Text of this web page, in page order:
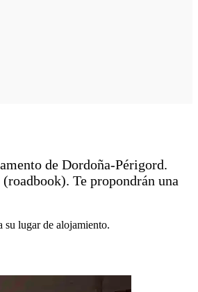
de Dordoña-Périgord.
Te propondrán una
su lugar de alojamiento.